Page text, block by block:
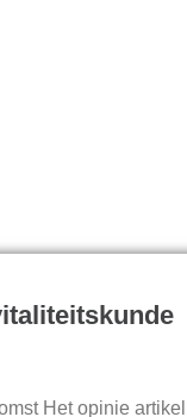
Het opinie